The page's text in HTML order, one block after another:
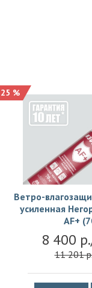
25 %
Ветро-
усиленная
АF+
8 400
11 201